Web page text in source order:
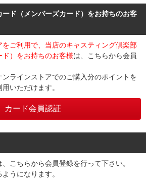
ド（メンバーズカード）をお持ちのお客
ご利用で、当店のキャスティング倶楽部
）をお持ちのお客様は、こちらから会員
ラインストアでのご購入分のポイントを
いただけます。
こちらから会員登録を行って下さい。
うになります。